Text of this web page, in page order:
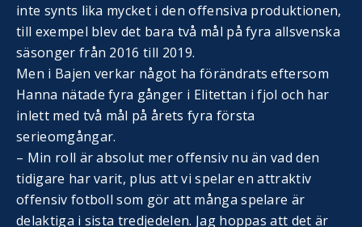
inte synts lika mycket i den offensiva produktionen,
till exempel blev det bara två mål på fyra allsvenska
säsonger från 2016 till 2019.
Men i Bajen verkar något ha förändrats eftersom
Hanna nätade fyra gånger i Elitettan i fjol och har
inlett med två mål på årets fyra första
serieomgångar.
– Min roll är absolut mer offensiv nu än vad den
tidigare har varit, plus att vi spelar en attraktiv
offensiv fotboll som gör att många spelare är
delaktiga i sista tredjedelen. Jag hoppas att det är